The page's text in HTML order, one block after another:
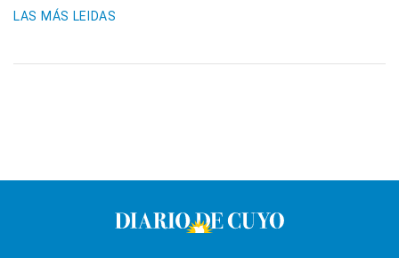
LAS MÁS LEIDAS